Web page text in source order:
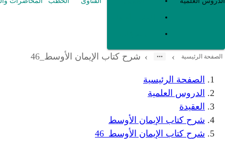
الصفحة الرئيسية ›
› شرح كتاب الإيمان الأوسط_46
الصفحة الرئيسية
الدروس العلمية
العقيدة
شرح كتاب الإيمان الأوسط
شرح كتاب الإيمان الأوسط_46